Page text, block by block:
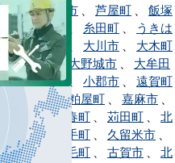
赤村 、朝倉市 芦屋町
飯塚
、 糸島市 糸田町
うきは
市、宇美町 大川市
大木町
、大任町、 大野城市
大牟田
市、岡垣町 、 小郡市
遠賀町
、
春日市、粕屋町 嘉麻市
川崎町、香春町 苅田町
北
九州市、 鞍手町 久留米市
桂川町、 上毛町 古賀市
北